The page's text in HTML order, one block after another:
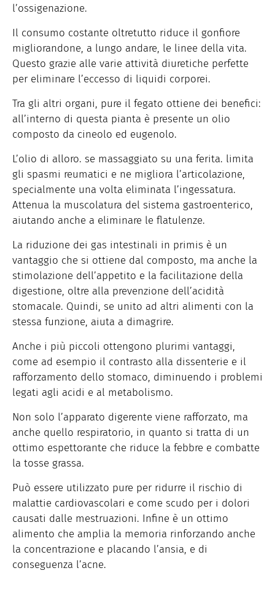
l’ossigenazione.
Il consumo costante oltretutto riduce il gonfiore
migliorandone, a lungo andare, le linee della vita.
Questo grazie alle varie attività diuretiche perfette
per eliminare l’eccesso di liquidi corporei.
Tra gli altri organi, pure il fegato ottiene dei benefici:
all’interno di questa pianta è presente un olio
composto da cineolo ed eugenolo.
L’olio di alloro. se massaggiato su una ferita. limita
gli spasmi reumatici e ne migliora l’articolazione,
specialmente una volta eliminata l’ingessatura.
Attenua la muscolatura del sistema gastroenterico,
aiutando anche a eliminare le flatulenze.
La riduzione dei gas intestinali in primis è un
vantaggio che si ottiene dal composto, ma anche la
stimolazione dell’appetito e la facilitazione della
digestione, oltre alla prevenzione dell’acidità
stomacale. Quindi, se unito ad altri alimenti con la
stessa funzione, aiuta a dimagrire.
Anche i più piccoli ottengono plurimi vantaggi,
come ad esempio il contrasto alla dissenterie e il
rafforzamento dello stomaco, diminuendo i problemi
legati agli acidi e al metabolismo.
Non solo l’apparato digerente viene rafforzato, ma
anche quello respiratorio, in quanto si tratta di un
ottimo espettorante che riduce la febbre e combatte
la tosse grassa.
Può essere utilizzato pure per ridurre il rischio di
malattie cardiovascolari e come scudo per i dolori
causati dalle mestruazioni. Infine è un ottimo
alimento che amplia la memoria rinforzando anche
la concentrazione e placando l’ansia, e di
conseguenza l’acne.